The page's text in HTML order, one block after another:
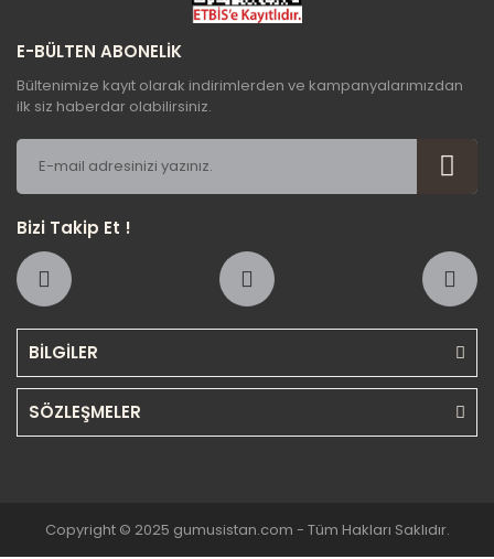
BİLGİLER
SÖZLEŞMELER
E-BÜLTEN ABONELİK
Bültenimize kayıt olarak indirimlerden ve kampanyalarımızdan
ilk siz haberdar olabilirsiniz.
Bizi Takip Et !
Copyright © 2025 gumusistan.com - Tüm Hakları Saklıdır.